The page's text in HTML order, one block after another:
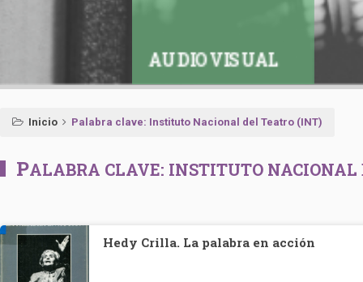
AUDIOVISUAL
Inicio Palabra clave: Instituto Nacional del Teatro (INT)
PALABRA CLAVE: INSTITUTO NACIONAL
Hedy Crilla. La palabra en acción